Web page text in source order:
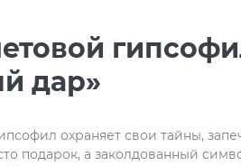
дар»
охраняет свои тайны,
подарок, а заколдованный